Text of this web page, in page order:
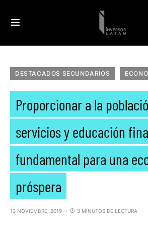
DESTACADOS SECUNDARIOS
Proporcionar a la
servicios y educación
fundamental para una
próspera
13 NOVIEMBRE, 2019 3 MINUTOS DE LECTURA